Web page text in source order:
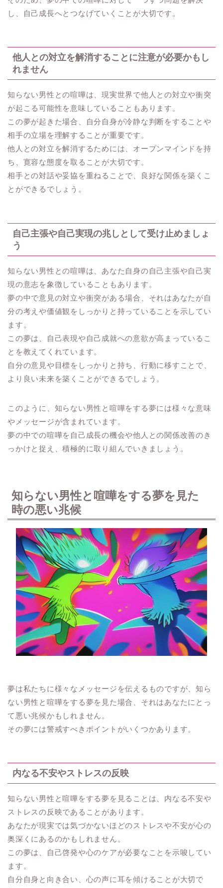
し、自己成長へとつなげていくことが大切です。
他人との対立を解消することに注意が必要かもし
れません
知らない男性との喧嘩は、現実世界で他人との対立や衝突
が起こる可能性を意味していることもあります。
この夢が起きた場合、自分自身が冷静な判断をすることや
相手の立場を理解することが重要です。
他人との対立を解消するためには、オープンマインドを持
ち、寛容な態度を取ることが大切です。
相手との対話や妥協を重ねることで、良好な関係を築くこ
とができるでしょう。
自己主張や自己実現の兆しとして受け止めましょ
う
知らない男性との喧嘩は、あなた自身の自己主張や自己実
現の意志を象徴していることもあります。
夢の中で意見の対立や衝突がある場合、それはあなたが自
分の考えや価値観をしっかりと持っていることを示してい
ます。
この夢は、自己表現や自己成就への意欲が高まっているこ
とを教えてくれています。
自分の意見や目標をしっかりと持ち、行動に移すことで、
より良い未来を築くことができるでしょう。
このように、知らない男性と喧嘩をする夢には様々な意味
やメッセージが含まれています。
夢の中での喧嘩を自己成長の機会や他人との関係改善のき
っかけと捉え、積極的に取り組んでいきましょう。
知らない男性と喧嘩をする夢を見た
時の悪い兆候
夢は私たちに様々なメッセージを伝えるものですが、知ら
ない男性と喧嘩をする夢を見た場合、それはあなたにとっ
て悪い兆候かもしれません。
その夢には警戒すべきポイントがいくつかあります。
内なる不安やストレスの反映
知らない男性と喧嘩をする夢を見ることは、内なる不安や
ストレスの反映であることがあります。
あなたが現実では気づかないほどのストレスや不安が心の
奥深くにあるのかもしれません。
この夢は、自己啓発や心のケアが必要なことを示唆してい
ます。
自分自身と向き合い、心の声に耳を傾けることが大切で